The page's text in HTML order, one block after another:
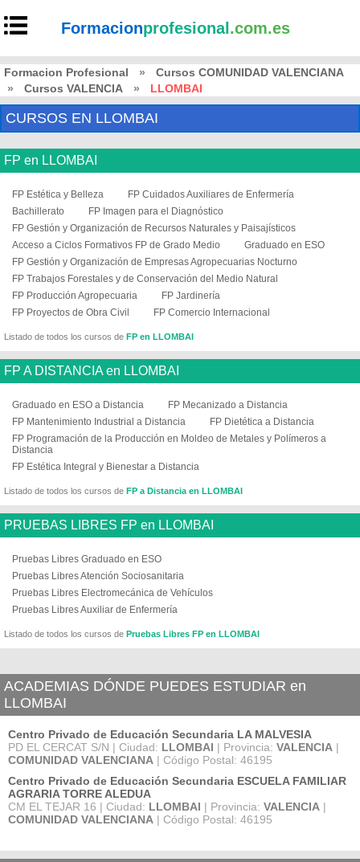
Formacionprofesional .com.es
Formacion Profesional »
Cursos COMUNIDAD VALENCIANA
»
Cursos VALENCIA » LLOMBAI
CURSOS EN LLOMBAI
FP en LLOMBAI
FP Estética y Belleza
FP Cuidados Auxiliares de Enfermería
Bachillerato
FP Imagen para el Diagnóstico
FP Gestión y Organización de Recursos Naturales y Paisajísticos
Acceso a Ciclos Formativos FP de Grado Medio
Graduado en ESO
FP Gestión y Organización de Empresas Agropecuarias Nocturno
FP Trabajos Forestales y de Conservación del Medio Natural
FP Producción Agropecuaria
FP Jardinería
FP Proyectos de Obra Civil
FP Comercio Internacional
Listado de todos los cursos de FP en LLOMBAI
FP A DISTANCIA en LLOMBAI
Graduado en ESO a Distancia
FP Mecanizado a Distancia
FP Mantenimiento Industrial a Distancia
FP Dietética a Distancia
FP Programación de la Producción en Moldeo de Metales y Polímeros a
Distancia
FP Estética Integral y Bienestar a Distancia
Listado de todos los cursos de FP a Distancia en LLOMBAI
PRUEBAS LIBRES FP en LLOMBAI
Pruebas Libres Graduado en ESO
Pruebas Libres Atención Sociosanitaria
Pruebas Libres Electromecánica de Vehículos
Pruebas Libres Auxiliar de Enfermería
Listado de todos los cursos de Pruebas Libres FP en LLOMBAI
ACADEMIAS DÓNDE PUEDES ESTUDIAR en
LLOMBAI
Centro Privado de Educación Secundaria LA MALVESIA
PD EL CERCAT S/N | Ciudad: LLOMBAI | Provincia: VALENCIA |
COMUNIDAD VALENCIANA | Código Postal: 46195
Centro Privado de Educación Secundaria ESCUELA FAMILIAR
AGRARIA TORRE ALEDUA
CM EL TEJAR 16 | Ciudad: LLOMBAI | Provincia: VALENCIA |
COMUNIDAD VALENCIANA | Código Postal: 46195